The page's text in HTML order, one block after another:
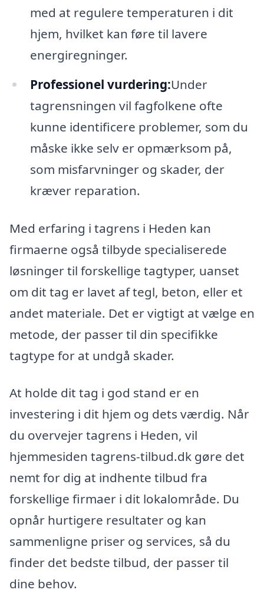
med at regulere temperaturen i dit
hjem, hvilket kan føre til lavere
energiregninger.
Professionel vurdering:Under
tagrensningen vil fagfolkene ofte
kunne identificere problemer, som du
måske ikke selv er opmærksom på,
som misfarvninger og skader, der
kræver reparation.
Med erfaring i tagrens i Heden kan
firmaerne også tilbyde specialiserede
løsninger til forskellige tagtyper, uanset
om dit tag er lavet af tegl, beton, eller et
andet materiale. Det er vigtigt at vælge en
metode, der passer til din specifikke
tagtype for at undgå skader.
At holde dit tag i god stand er en
investering i dit hjem og dets værdig. Når
du overvejer tagrens i Heden, vil
hjemmesiden tagrens-tilbud.dk gøre det
nemt for dig at indhente tilbud fra
forskellige firmaer i dit lokalområde. Du
opnår hurtigere resultater og kan
sammenligne priser og services, så du
finder det bedste tilbud, der passer til
dine behov.